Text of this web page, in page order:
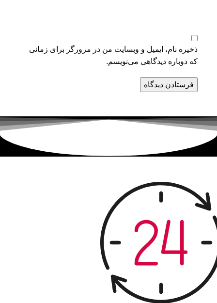
ذخیره نام، ایمیل و وبسایت من در مرورگر برای زمانی
که دوباره دیدگاهی می‌نویسم.